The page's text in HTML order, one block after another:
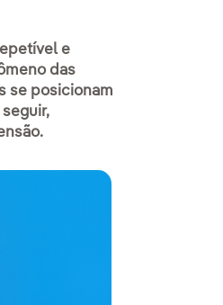
e
das
se posicionam
seguir,